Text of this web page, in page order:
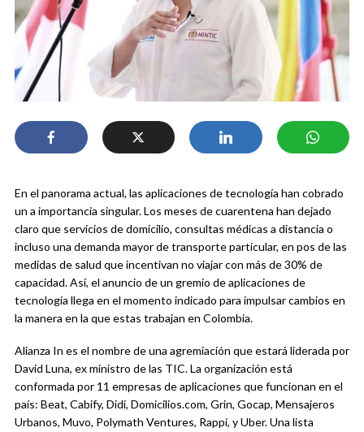
En el panorama actual, las aplicaciones de tecnología han cobrado
un a importancia singular. Los meses de cuarentena han dejado
claro que servicios de domicilio, consultas médicas a distancia o
incluso una demanda mayor de transporte particular, en pos de las
medidas de salud que incentivan no viajar con más de 30% de
capacidad. Así, el anuncio de un gremio de aplicaciones de
tecnología llega en el momento indicado para impulsar cambios en
la manera en la que estas trabajan en Colombia.
Alianza In es el nombre de una agremiación que estará liderada por
David Luna, ex ministro de las TIC. La organización está
conformada por 11 empresas de aplicaciones que funcionan en el
país: Beat, Cabify, Didi, Domicilios.com, Grin, Gocap, Mensajeros
Urbanos, Muvo, Polymath Ventures, Rappi, y Uber. Una lista